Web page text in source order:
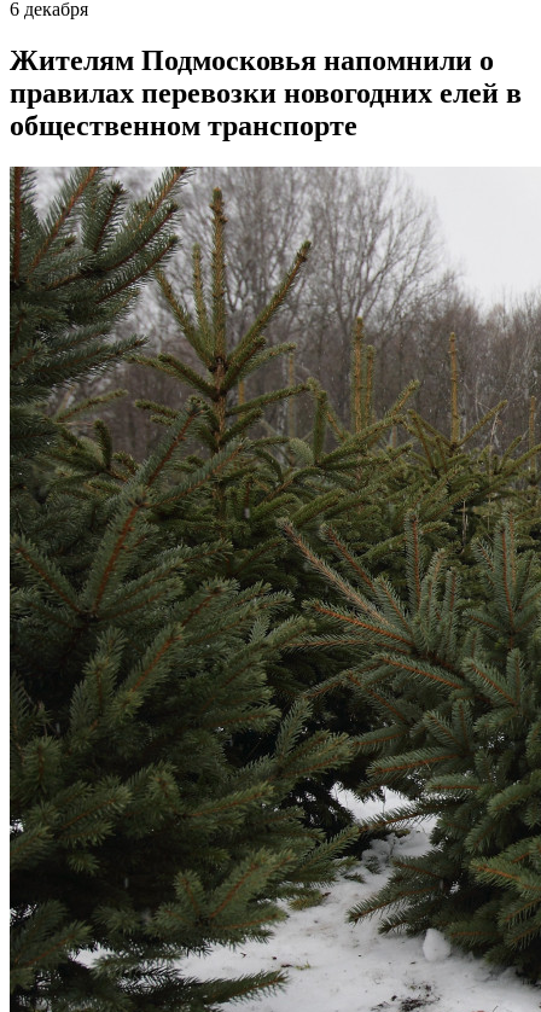
6 декабря
Жителям Подмосковья напомнили о
правилах перевозки новогодних елей в
общественном транспорте